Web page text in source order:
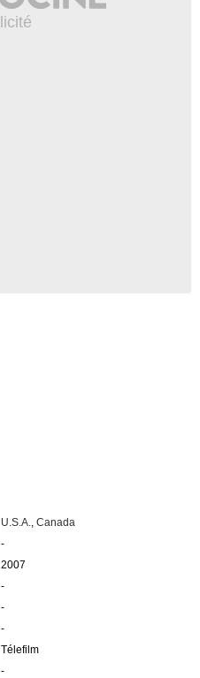
U.S.A.
Canada
-
2007
-
-
-
Télefilm
-